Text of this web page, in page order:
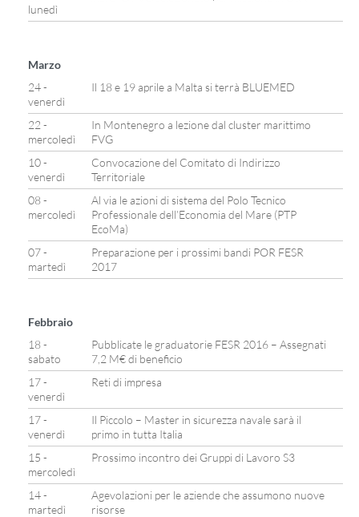
lunedì
Marzo
24 -
venerdì
Il 18 e 19 aprile a Malta si terrà BLUEMED
22 -
mercoledì
In Montenegro a lezione dal cluster marittimo
FVG
10 -
venerdì
Convocazione del Comitato di Indirizzo
Territoriale
08 -
mercoledì
Al via le azioni di sistema del Polo Tecnico
Professionale dell’Economia del Mare (PTP
EcoMa)
07 -
martedì
Preparazione per i prossimi bandi POR FESR
2017
Febbraio
18 -
sabato
Pubblicate le graduatorie FESR 2016 – Assegnati
7,2 M€ di beneficio
17 -
venerdì
Reti di impresa
17 -
venerdì
Il Piccolo – Master in sicurezza navale sarà il
primo in tutta Italia
15 -
mercoledì
Prossimo incontro dei Gruppi di Lavoro S3
14 -
martedì
Agevolazioni per le aziende che assumono nuove
risorse